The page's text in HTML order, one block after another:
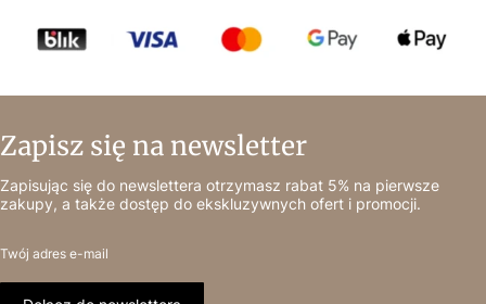
Zapisz się na newsletter
Zapisując się do newslettera otrzymasz rabat 5% na pierwsze
zakupy, a także dostęp do ekskluzywnych ofert i promocji.
Twój adres e-mail